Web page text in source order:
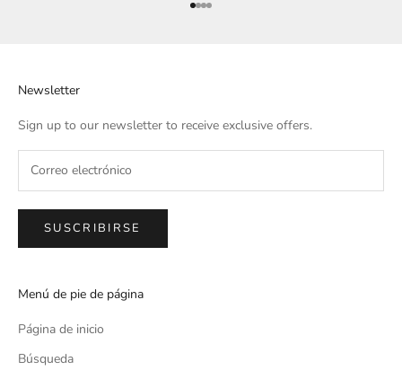
Ir al artículo 1
Ir al artículo 2
Ir al artículo 3
Ir al artículo 4
Newsletter
Sign up to our newsletter to receive exclusive offers.
SUSCRIBIRSE
Menú de pie de página
Página de inicio
Búsqueda